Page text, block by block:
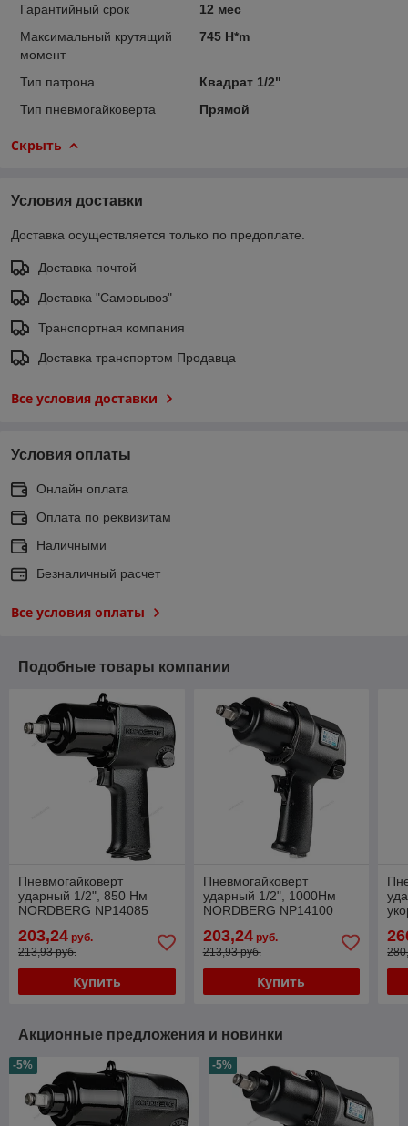
Гарантийный срок
12 мес
Максимальный крутящий
момент
745 H*m
Тип патрона
Квадрат 1/2"
Тип пневмогайковерта
Прямой
Скрыть
Условия доставки
Доставка осуществляется только по предоплате.
Доставка почтой
Доставка "Самовывоз"
Транспортная компания
Доставка транспортом Продавца
Все условия доставки
Условия оплаты
Онлайн оплата
Оплата по реквизитам
Наличными
Безналичный расчет
Все условия оплаты
Подобные товары компании
Пневмогайковерт
ударный 1/2", 850 Нм
NORDBERG NP14085
203,24 руб.
213,93 руб.
Купить
Пневмогайковерт
ударный 1/2", 1000Нм
NORDBERG NP14100
203,24руб.
213,93 руб.
Купить
Акционные предложения и новинки
-5% -5%